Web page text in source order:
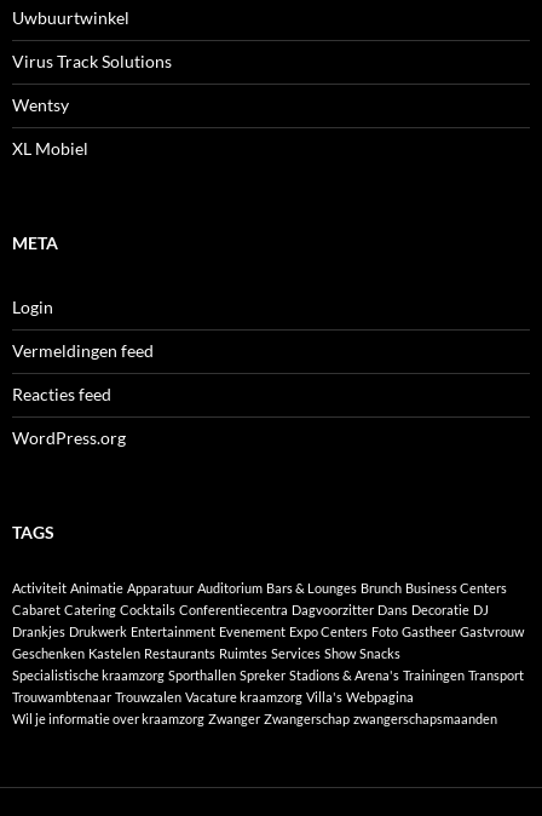
Uwbuurtwinkel
Virus Track Solutions
Wentsy
XL Mobiel
META
Login
Vermeldingen feed
Reacties feed
WordPress.org
TAGS
Activiteit Animatie Apparatuur Auditorium Bars & Lounges Brunch Business Centers
Cabaret Catering Cocktails Conferentiecentra Dagvoorzitter Dans Decoratie DJ
Drankjes Drukwerk Entertainment Evenement Expo Centers Foto Gastheer Gastvrouw
Geschenken Kastelen Restaurants Ruimtes Services Show Snacks
Specialistische kraamzorg Sporthallen Spreker Stadions & Arena's Trainingen Transport
Trouwambtenaar Trouwzalen Vacature kraamzorg Villa's Webpagina
Wil je informatie over kraamzorg Zwanger Zwangerschap zwangerschapsmaanden